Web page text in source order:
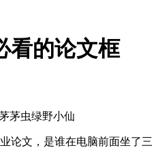
看的论文框
茅虫绿野小仙
论文，是谁在电脑前面坐了三